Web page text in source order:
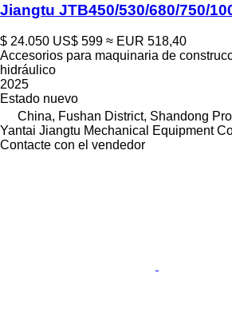
Jiangtu JTB450/530/680/750/
$ 24.050 US$ 599 ≈ EUR 518,40
Accesorios para maquinaria de
hidráulico
2025
Estado nuevo
China, Fushan District, Shandong
Yantai Jiangtu Mechanical Equipment
Contacte con el vendedor